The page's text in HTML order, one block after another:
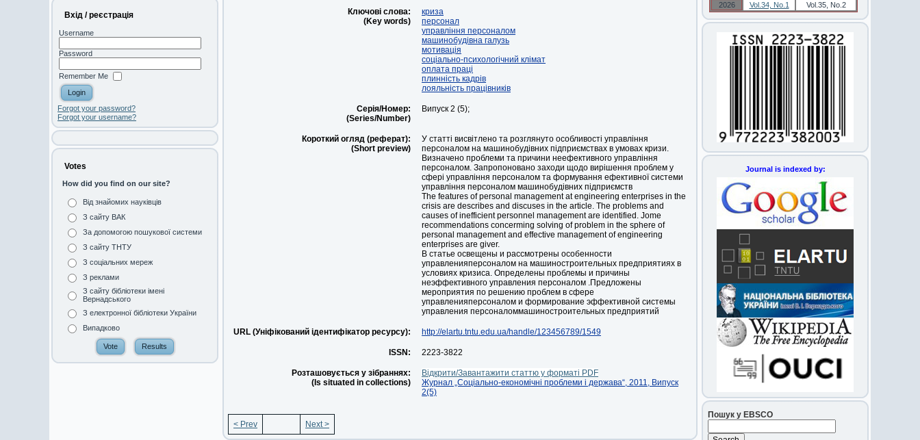
Вхід / реєстрація
Username
Password
Remember Me
Forgot your password?
Forgot your username?
Votes
How did you find on our site?
Від знайомих науківців
З сайту ВАК
За допомогою пошукової системи
З сайту ТНТУ
З соціальних мереж
З реклами
З сайту бібліотеки імені
Вернадського
З електронної бібліотеки України
Випадково
Ключові слова:
(Key words)
криза
персонал
управління персоналом
машинобудівна галузь
мотивація
соціально-психологічний клімат
оплата праці
плинність кадрів
лояльність працівників
Серія/Номер:
(Series/Number)
Випуск 2 (5);
Короткий огляд (реферат):
(Short preview)
У статті висвітлено та розглянуто особливості управління
персоналом на машинобудівних підприємствах в умовах кризи.
Визначено проблеми та причини неефективного управління
персоналом. Запропоновано заходи щодо вирішення проблем у
сфері управління персоналом та формування ефективної системи
управління персоналом машинобудівних підприємств
The features of personal management at engineering enterprises in the
crisis are describes and discuses in the article. The problems and
causes of inefficient personnel management are identified. Jome
recommendations concerming solving of problem in the sphere of
personal management and effective management of engineering
enterprises are giver.
В статье освещены и рассмотрены особенности
управленияперсоналом на машиностроительных предприятиях в
условиях кризиса. Определены проблемы и причины
неэффективного управления персоналом .Предложены
мероприятия по решению проблем в сфере
управленияперсоналом и формирование эффективной системы
управления персоналоммашиностроительных предприятий
URL (Уніфікований ідентифікатор ресурсу): http://elartu.tntu.edu.ua/handle/123456789/1549
ISSN: 2223-3822
Розташовується у зібраннях:
(Is situated in collections)
Відкрити/Завантажити статтю у форматі PDF
Журнал „Соціально-економічні проблеми і держава“, 2011, Випуск
2(5)
< Prev Next >
2026
Vol.34, No.1 Vol.35, No.2
Journal is indexed by:
Пошук у EBSCO